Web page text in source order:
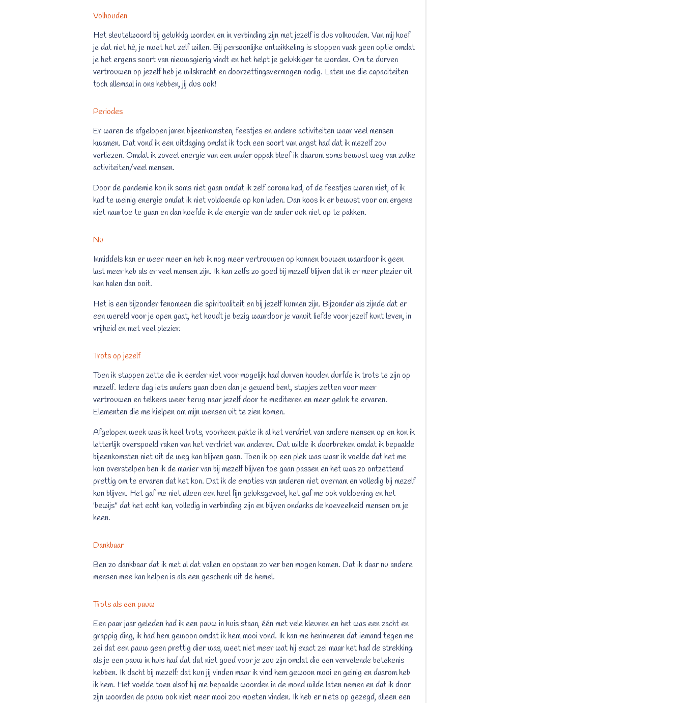
Volhouden
Het sleutelwoord bij gelukkig worden en in verbinding zijn met jezelf is dus volhouden. Van mij hoef
je dat niet hè, je moet het zelf willen. Bij persoonlijke ontwikkeling is stoppen vaak geen optie omdat
je het ergens soort van nieuwsgierig vindt en het helpt je gelukkiger te worden. Om te durven
vertrouwen op jezelf heb je wilskracht en doorzettingsvermogen nodig. Laten we die capaciteiten
toch allemaal in ons hebben, jij dus ook!
Periodes
Er waren de afgelopen jaren bijeenkomsten, feestjes en andere activiteiten waar veel mensen
kwamen. Dat vond ik een uitdaging omdat ik toch een soort van angst had dat ik mezelf zou
verliezen. Omdat ik zoveel energie van een ander oppak bleef ik daarom soms bewust weg van zulke
activiteiten/veel mensen.
Door de pandemie kon ik soms niet gaan omdat ik zelf corona had, of de feestjes waren niet, of ik
had te weinig energie omdat ik niet voldoende op kon laden. Dan koos ik er bewust voor om ergens
niet naartoe te gaan en dan hoefde ik de energie van de ander ook niet op te pakken.
Nu
Inmiddels kan er weer meer en heb ik nog meer vertrouwen op kunnen bouwen waardoor ik geen
last meer heb als er veel mensen zijn. Ik kan zelfs zo goed bij mezelf blijven dat ik er meer plezier uit
kan halen dan ooit.
Het is een bijzonder fenomeen die spiritualiteit en bij jezelf kunnen zijn. Bijzonder als zijnde dat er
een wereld voor je open gaat, het houdt je bezig waardoor je vanuit liefde voor jezelf kunt leven, in
vrijheid en met veel plezier.
Trots op jezelf
Toen ik stappen zette die ik eerder niet voor mogelijk had durven houden durfde ik trots te zijn op
mezelf. Iedere dag iets anders gaan doen dan je gewend bent, stapjes zetten voor meer
vertrouwen en telkens weer terug naar jezelf door te mediteren en meer geluk te ervaren.
Elementen die me hielpen om mijn wensen uit te zien komen.
Afgelopen week was ik heel trots, voorheen pakte ik al het verdriet van andere mensen op en kon ik
letterlijk overspoeld raken van het verdriet van anderen. Dat wilde ik doorbreken omdat ik bepaalde
bijeenkomsten niet uit de weg kan blijven gaan. Toen ik op een plek was waar ik voelde dat het me
kon overstelpen ben ik de manier van bij mezelf blijven toe gaan passen en het was zo ontzettend
prettig om te ervaren dat het kon. Dat ik de emoties van anderen niet overnam en volledig bij mezelf
kon blijven. Het gaf me niet alleen een heel fijn geluksgevoel, het gaf me ook voldoening en het
'bewijs'' dat het echt kan, volledig in verbinding zijn en blijven ondanks de hoeveelheid mensen om je
heen.
Dankbaar
Ben zo dankbaar dat ik met al dat vallen en opstaan zo ver ben mogen komen. Dat ik daar nu andere
mensen mee kan helpen is als een geschenk uit de hemel.
Trots als een pauw
Een paar jaar geleden had ik een pauw in huis staan, één met vele kleuren en het was een zacht en
grappig ding, ik had hem gewoon omdat ik hem mooi vond. Ik kan me herinneren dat iemand tegen me
zei dat een pauw geen prettig dier was, weet niet meer wat hij exact zei maar het had de strekking:
als je een pauw in huis had dat dat niet goed voor je zou zijn omdat die een vervelende betekenis
hebben. Ik dacht bij mezelf: dat kun jij vinden maar ik vind hem gewoon mooi en geinig en daarom heb
ik hem. Het voelde toen alsof hij me bepaalde woorden in de mond wilde laten nemen en dat ik door
zijn woorden de pauw ook niet meer mooi zou moeten vinden. Ik heb er niets op gezegd, alleen een